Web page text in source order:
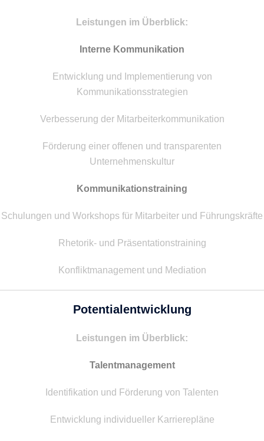
Leistungen im Überblick:
Interne Kommunikation
Entwicklung und Implementierung von
Kommunikationsstrategien
Verbesserung der Mitarbeiterkommunikation
Förderung einer offenen und transparenten
Unternehmenskultur
Kommunikationstraining
Schulungen und Workshops für Mitarbeiter und Führungskräfte
Rhetorik- und Präsentationstraining
Konfliktmanagement und Mediation
Potentialentwicklung
Leistungen im Überblick:
Talentmanagement
Identifikation und Förderung von Talenten
Entwicklung individueller Karrierepläne